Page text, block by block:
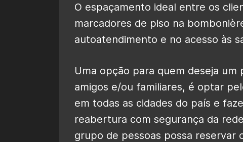
O espaçamento ideal entre os
marcadores de piso na
autoatendimento e no acesso às
Uma opção para quem deseja
amigos e/ou familiares, é optar
em todas as cidades do país e
reabertura com segurança da
grupo de pessoas possa reservar